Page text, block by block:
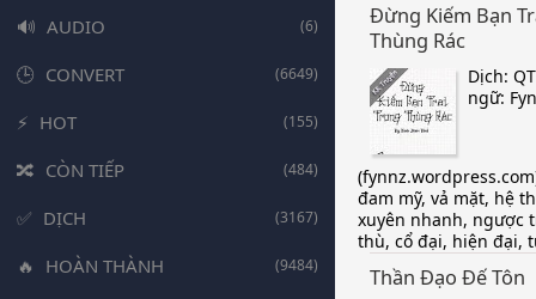
AUDIO (6)
CONVERT (6649)
HOT (155)
CÒN TIẾP (484)
DỊCH (3167)
HOÀN THÀNH (9484)
Đừng Kiếm Bạn
Thùng Rác
Dịch:
ngữ:
đam mỹ, vả mặt, hệ
xuyên nhanh, ngược
thù, cổ đại, hiện đại,
Thần Đạo Đế Tôn